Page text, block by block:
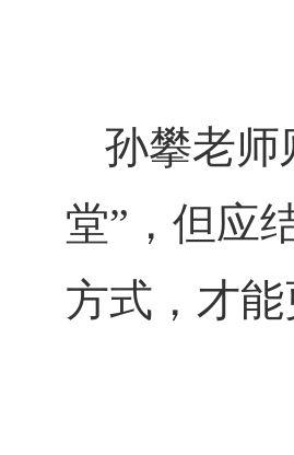
孙攀老师
堂”，但应
方式，才